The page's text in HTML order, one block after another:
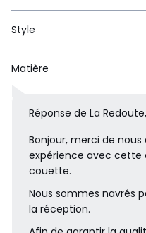
Style
Matière
Réponse de La
Bonjour, merci de
expérience avec cette
couette.
Nous sommes navrés
la réception.